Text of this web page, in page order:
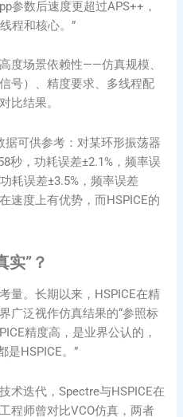
参数后速度更超过APS++，
程和核心。”
度场景依赖性——仿真规模、
号）、精度要求、多线程配
比结果。
据可供参考：对某环形振荡器
秒，功耗误差±2.1%，频率误
耗误差±3.5%，频率误差
速度上有优势，而HSPICE的
实”？
量。长期以来，HSPICE在精
广泛视作仿真结果的“参照标
精度高，是业界公认的，
是HSPICE。”
术迭代，Spectre与HSPICE在
程师曾对比VCO仿真，两者